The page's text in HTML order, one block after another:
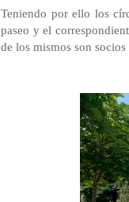
Teniendo por ello los
paseo y el
de los mismos son